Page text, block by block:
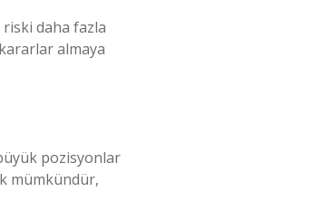
riski daha fazla
almaya
pozisyonlar
mümkündür,